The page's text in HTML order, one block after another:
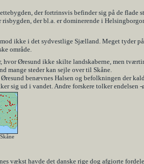
der fortrinsvis befinder sig på de
der bl.a. er dominerende i
ikke i det sydvestlige Sjælland. Meget tyder
område.
Øresund ikke skilte landskaberne, men
mange steder kan sejle over til Skåne.
benævnes Halsen og befolkningen der
sig ud i vandet. Andre forskere tolker endelsen
vækst havde det danske rige dog afgjorte